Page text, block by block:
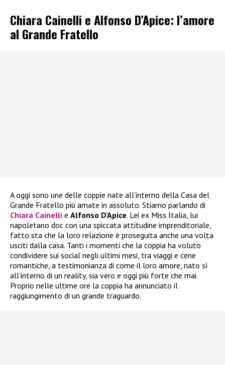
Chiara Cainelli e Alfonso D’Apice: l’amore
al Grande Fratello
A oggi sono une delle coppie nate all’interno della Casa del
Grande Fratello più amate in assoluto. Stiamo parlando di
Chiara Cainelli e Alfonso D’Apice. Lei ex Miss Italia, lui
napoletano doc con una spiccata attitudine imprenditoriale,
fatto sta che la loro relazione è proseguita anche una volta
usciti dalla casa. Tanti i momenti che la coppia ha voluto
condividere sui social negli ultimi mesi, tra viaggi e cene
romantiche, a testimonianza di come il loro amore, nato sì
all’interno di un reality, sia vero e oggi più forte che mai.
Proprio nelle ultime ore la coppia ha annunciato il
raggiungimento di un grande traguardo.